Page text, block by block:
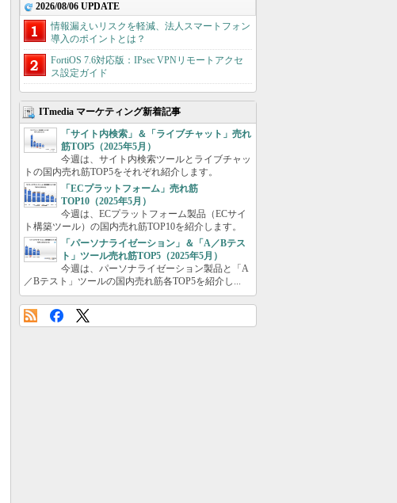
2026/08/06 UPDATE
情報漏えいリスクを軽減、法人スマートフォン
導入のポイントとは？
FortiOS 7.6対応版：IPsec VPNリモートアクセ
ス設定ガイド
ITmedia マーケティング新着記事
「サイト内検索」＆「ライブチャット」売れ
筋TOP5（2025年5月）
今週は、サイト内検索ツールとライブチャッ
トの国内売れ筋TOP5をそれぞれ紹介します。
「ECプラットフォーム」売れ筋
TOP10（2025年5月）
今週は、ECプラットフォーム製品（ECサイ
ト構築ツール）の国内売れ筋TOP10を紹介します。
「パーソナライゼーション」＆「A／Bテス
ト」ツール売れ筋TOP5（2025年5月）
今週は、パーソナライゼーション製品と「A
／Bテスト」ツールの国内売れ筋各TOP5を紹介し...